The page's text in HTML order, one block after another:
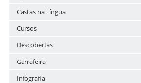
Castas na Língua
Cursos
Descobertas
Garrafeira
Infografia